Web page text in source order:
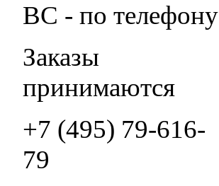
ВС - по телефону
Заказы
принимаются
+7 (495) 79-616-
79